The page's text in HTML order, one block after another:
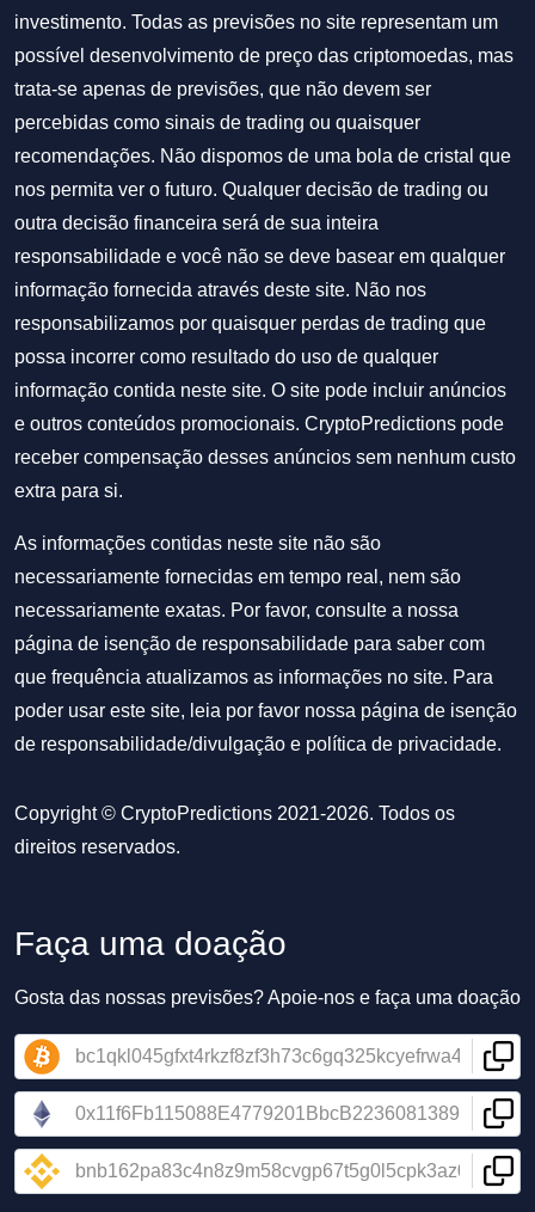
investimento. Todas as previsões no site representam um
possível desenvolvimento de preço das criptomoedas, mas
trata-se apenas de previsões, que não devem ser
percebidas como sinais de trading ou quaisquer
recomendações. Não dispomos de uma bola de cristal que
nos permita ver o futuro. Qualquer decisão de trading ou
outra decisão financeira será de sua inteira
responsabilidade e você não se deve basear em qualquer
informação fornecida através deste site. Não nos
responsabilizamos por quaisquer perdas de trading que
possa incorrer como resultado do uso de qualquer
informação contida neste site. O site pode incluir anúncios
e outros conteúdos promocionais. CryptoPredictions pode
receber compensação desses anúncios sem nenhum custo
extra para si.
As informações contidas neste site não são
necessariamente fornecidas em tempo real, nem são
necessariamente exatas. Por favor, consulte a nossa
página de isenção de responsabilidade para saber com
que frequência atualizamos as informações no site. Para
poder usar este site, leia por favor nossa página de isenção
de responsabilidade/divulgação e política de privacidade.
Copyright © CryptoPredictions 2021-2026. Todos os
direitos reservados.
Faça uma doação
Gosta das nossas previsões? Apoie-nos e faça uma doação